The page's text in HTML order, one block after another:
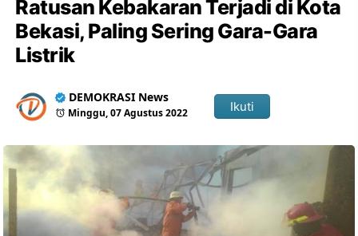
Ratusan Kebakaran Terjadi di Kota
Bekasi, Paling Sering Gara-Gara
Listrik
DEMOKRASI News
Minggu, 07 Agustus 2022 Ikuti